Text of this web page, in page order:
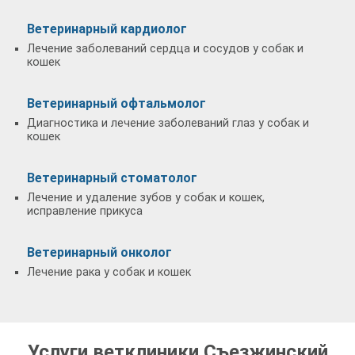
Ветеринарный кардиолог
Лечение заболеваний сердца и сосудов у собак и
кошек
Ветеринарный офтальмолог
Диагностика и лечение заболеваний глаз у собак и
кошек
Ветеринарный стоматолог
Лечение и удаление зубов у собак и кошек,
исправление прикуса
Ветеринарный онколог
Лечение рака у собак и кошек